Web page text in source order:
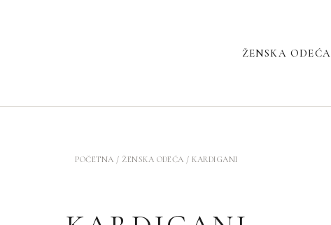
ŽENSKA ODEĆA
POČETNA /ŽENSKA ODEĆA / KARDIGANI